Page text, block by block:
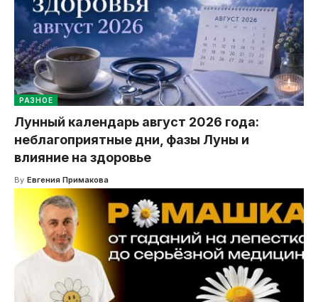
РАЗНОЕ
Лунный календарь август 2026 года:
неблагоприятные дни, фазы Луны и
влияние на здоровье
By Евгения Примакова